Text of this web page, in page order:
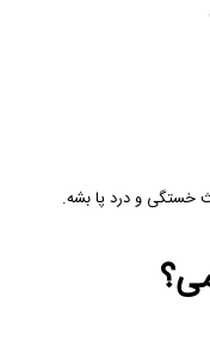
خستگی و درد پا بشه.